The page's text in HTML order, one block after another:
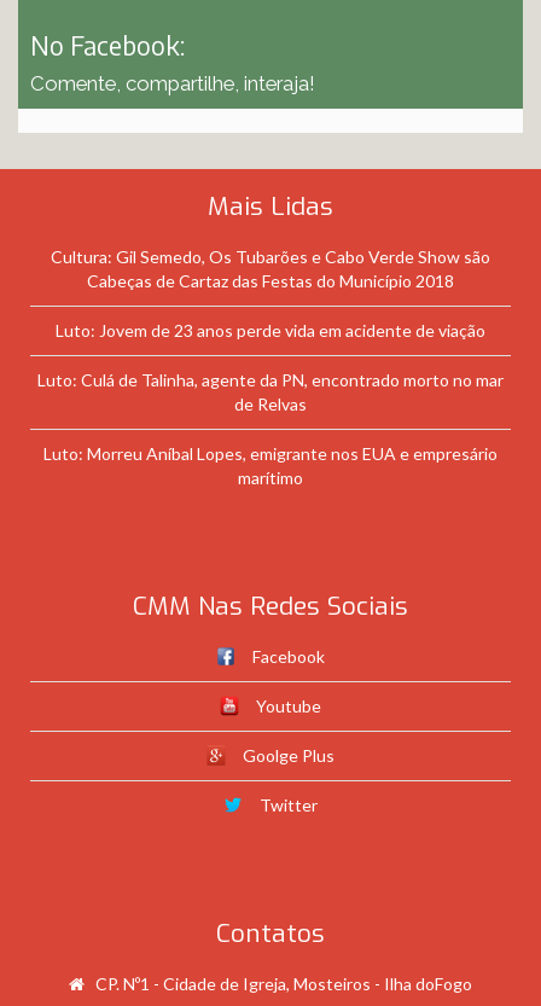
No Facebook:
Comente, compartilhe, interaja!
Mais Lidas
Cultura: Gil Semedo, Os Tubarões e Cabo Verde Show são
Cabeças de Cartaz das Festas do Município 2018
Luto: Jovem de 23 anos perde vida em acidente de viação
Luto: Culá de Talinha, agente da PN, encontrado morto no mar
de Relvas
Luto: Morreu Aníbal Lopes, emigrante nos EUA e empresário
marítimo
CMM Nas Redes Sociais
Facebook
Youtube
Goolge Plus
Twitter
Contatos
CP. Nº1 - Cidade de Igreja, Mosteiros - Ilha doFogo